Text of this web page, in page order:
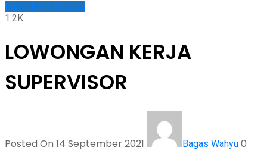
Bursa Kerja Khusus
1.2K
LOWONGAN KERJA
SUPERVISOR
Posted On 14 September 2021 Bagas Wahyu 0